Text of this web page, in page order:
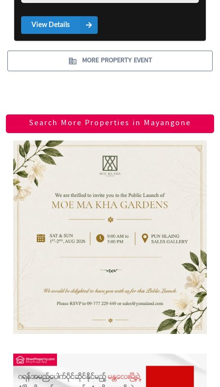
View Details
MORE PROPERTY EVENT
Search More Properties in Mayangone